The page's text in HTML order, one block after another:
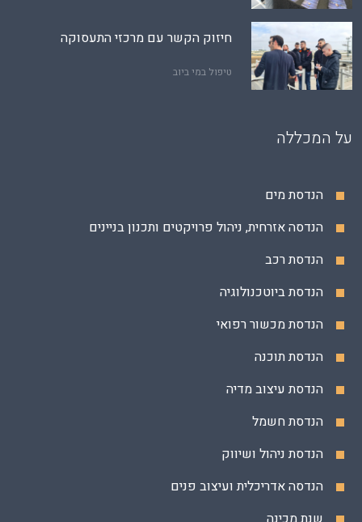
חיזוק הקשר עם מרכזי התעסוקה
טיפול במי ביוב
על המכללה
הנדסת מים
הנדסה אזרחית, ניהול פרויקטים ותכנון בניינים
הנדסת רכב
הנדסת ביוטכנולוגיה
הנדסת מכשור רפואי
הנדסת תוכנה
הנדסת עיצוב מדיה
הנדסת חשמל
הנדסת ניהול ושיווק
הנדסה אדריכלית ועיצוב פנים